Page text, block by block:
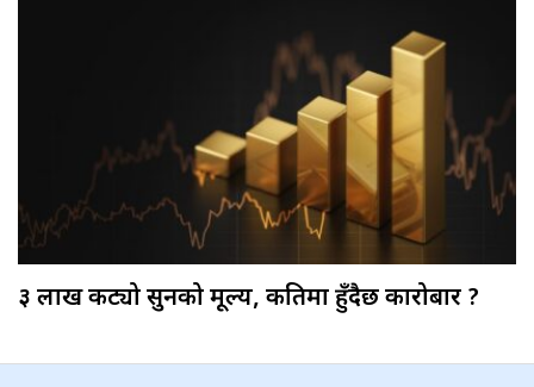
३ लाख कट्यो सुनको मूल्य, कतिमा हुँदैछ कारोबार ?